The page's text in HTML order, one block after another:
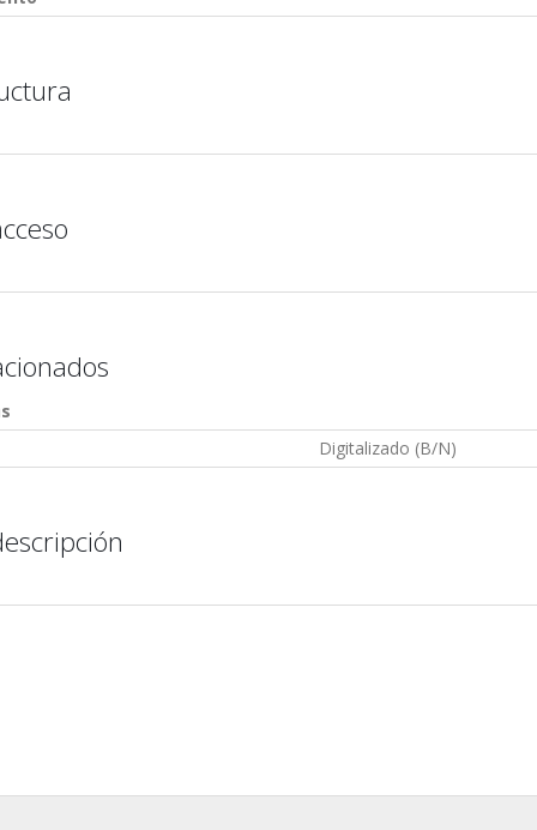
Digitalizado (B/N)